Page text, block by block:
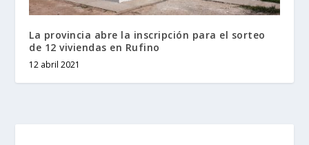
La provincia abre la inscripción para el sorteo
de 12 viviendas en Rufino
12 abril 2021